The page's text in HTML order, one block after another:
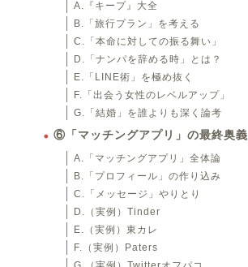
A.『キープ』大全
B.「旅行プラン」を考える
C.「本命に対しての振る舞い」
D.「ナンパを辞める時」とは？
E.「LINE術」を極め抜く
F.「出会う女性のレベルアップ」
G.「結婚」を誰よりも深く論考
⑥「マッチングアプリ」の最終奥義
A.「マッチングアプリ」全体論
B.「プロフィール」の作り込み
C.「メッセージ」やりとり
D.（実例）Tinder
E.（実例）東カレ
F.（実例）Paters